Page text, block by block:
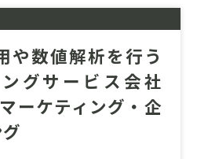
ェア開発や環境解析の
。
提供ではなく、社内で
行っています。
で業務しており、お互い
力を高めあっていま
や数値解析を行う
グサービス会社
ーケティング・企